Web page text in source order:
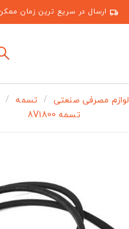
ارسال در سریع ترین زمان
لوازم مصرفی صنعتی تسمه
تسمه 8V1800